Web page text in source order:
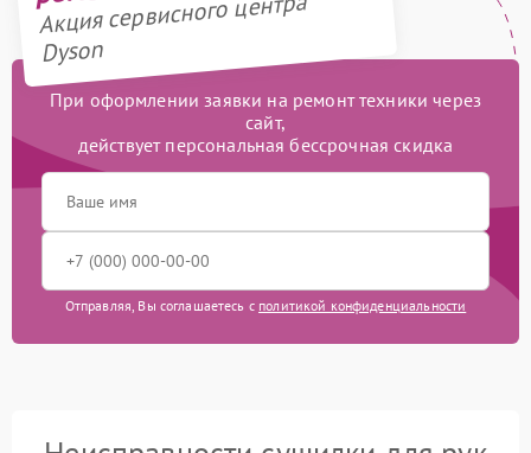
Акция сервисного центра
Dyson
При оформлении заявки на ремонт техники через
сайт,
действует персональная бессрочная скидка
Отправляя, Вы соглашаетесь с политикой конфиденциальности